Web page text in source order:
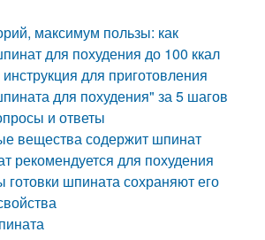
максимум пользы: как
для похудения до 100 ккал
для приготовления
для похудения" за 5 шагов
и ответы
вещества содержит шпинат
рекомендуется для похудения
готовки шпината сохраняют его